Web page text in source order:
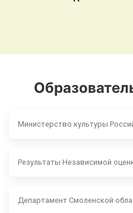
Министерство культуры
Результаты Независимой
Департамент Смоленской